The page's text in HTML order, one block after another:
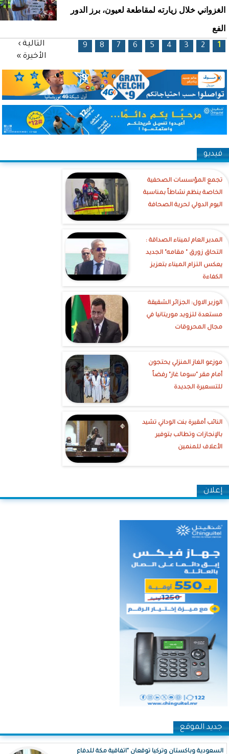
الغزواني خلال زيارته لمقاطعة لعيون، برز الدور
الفع
الصفحات
1
2
3
4
5
6
7
8
9
التالية ›
الأخيرة »
فيديو
تجمع المؤسسات الصحفية
الخاصة ينظم نشاطاً بمناسبة
اليوم الدولي لحرية الصحافة
‎المدير العام لميناء الصداقة :
التحاق زورق " مقامه" الجديد
يعكس التزام الميناء بتعزيز
الكفاءة
الوزير الاول: الجزائر الشقيقة
مستعدة لتزويد موريتانيا في
مجال المحروقات
موزعو الغاز المنزلي يحتجون
أمام مقر "سوما غاز" رفضاً
للتسعيرة الجديدة
النائب أمقيرة بنت الوداني تشيد
بالإنجازات وتطالب بتوفير
الأعلاف للمنمين
إعلان
جديد الموقع
السعودية وباكستان وتركيا توقعان "اتفاقية مكة للدفاع